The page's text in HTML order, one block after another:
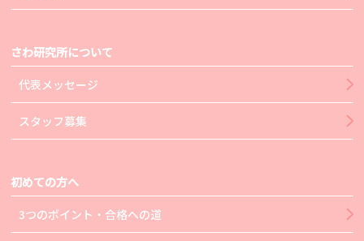
さわ研究所について
代表メッセージ
スタッフ募集
初めての方へ
3つのポイント・合格への道